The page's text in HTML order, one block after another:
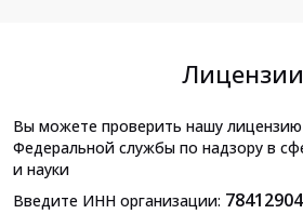
Лицензии
Вы можете проверить нашу лицензию
Федеральной службы по надзору в
и науки
Введите ИНН организации: